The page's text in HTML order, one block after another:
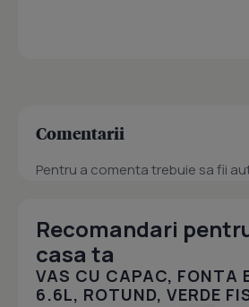
Comentarii
Pentru a comenta trebuie sa fii
Recomandari
casa ta
VAS CU CAPAC, FONTA
6.6L, ROTUND, VERDE